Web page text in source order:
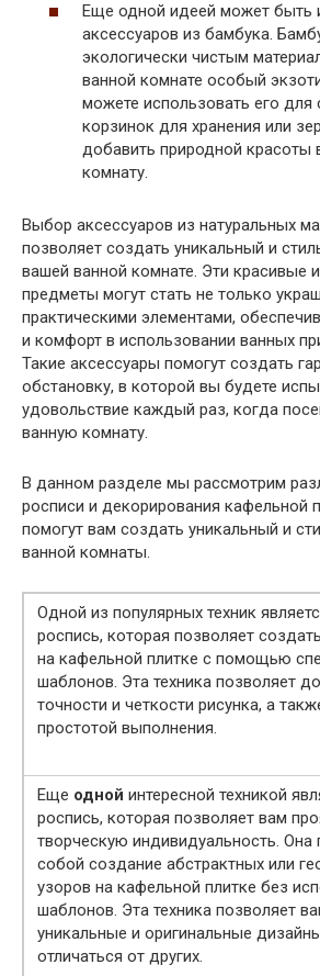
Еще одной идеей может быть
аксессуаров из бамбука.
экологически чистым
ванной комнате особый
можете использовать его для
корзинок для хранения или
добавить природной красоты
комнату.
Выбор аксессуаров из натуральных
позволяет создать уникальный и
вашей ванной комнате. Эти красивые
предметы могут стать не только
практическими элементами,
и комфорт в использовании ванных
Такие аксессуары помогут создать
обстановку, в которой вы будете
удовольствие каждый раз, когда
ванную комнату.
В данном разделе мы рассмотрим
росписи и декорирования кафельной
помогут вам создать уникальный и
ванной комнаты.
Одной из популярных техник
роспись, которая позволяет
на кафельной плитке с помощью
шаблонов. Эта техника позволяет
точности и четкости рисунка, а
простотой выполнения.
Еще одной интересной техникой
роспись, которая позволяет вам
творческую индивидуальность. Она
собой создание абстрактных или
узоров на кафельной плитке без
шаблонов. Эта техника позволяет
уникальные и оригинальные
отличаться от других.